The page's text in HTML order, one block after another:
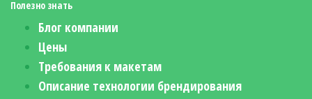
Полезно знать
Блог компании
Цены
Требования к макетам
Описание технологии брендирования